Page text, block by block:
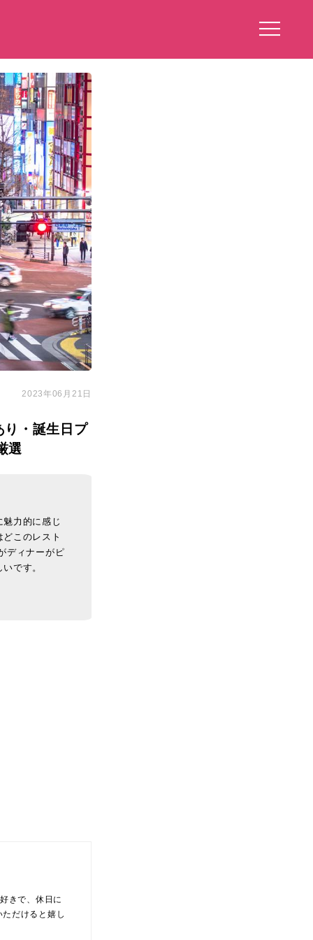
2023年06月21日
り・誕生日プ
選
力的に感じ
このレスト
ディナーがピ
です。
きで、休日に
だけると嬉し